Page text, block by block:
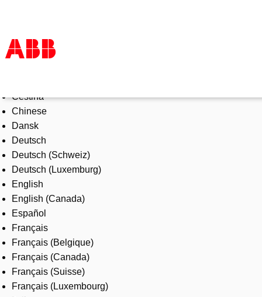
Products & Solutions
Industries
Services
About us
Where to buy
Contact us
Careers
Čeština
Chinese
Dansk
Deutsch
Deutsch (Schweiz)
Deutsch (Luxemburg)
English
English (Canada)
Español
Français
Français (Belgique)
Français (Canada)
Français (Suisse)
Français (Luxembourg)